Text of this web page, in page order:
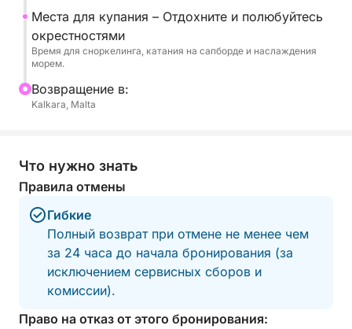
Отправление в 9:30 из яхтенной пристани
Калкара.
Доступно на английском языке.
незабываемый день увидеть самые известные
лагуны Мальты и достопримечательности
побережья.
Места для купания – Отдохните и полюбуйтесь
окрестностями
Время для сноркелинга, катания на сапборде и наслаждения
морем.
Bозвращение в:
Kalkara, Malta
Что нужно знать
Правила отмены
Гибкие
Полный возврат при отмене не менее чем
за 24 часа до начала бронирования (за
исключением сервисных сборов и
комиссии).
Право на отказ от этого бронирования: